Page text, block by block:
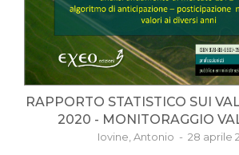
RAPPORTO STATISTICO SUI
2020 - MONITORAGGIO
Iovine, Antonio - 28 aprile